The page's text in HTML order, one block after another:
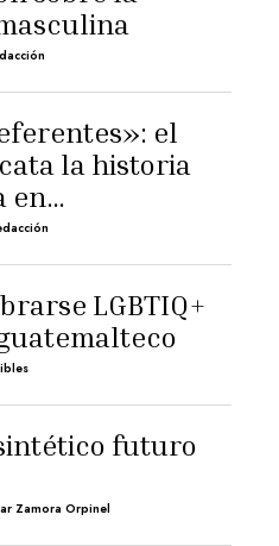
el
la historia
en
LGBTIQ+
futuro
Zamora Orpinel